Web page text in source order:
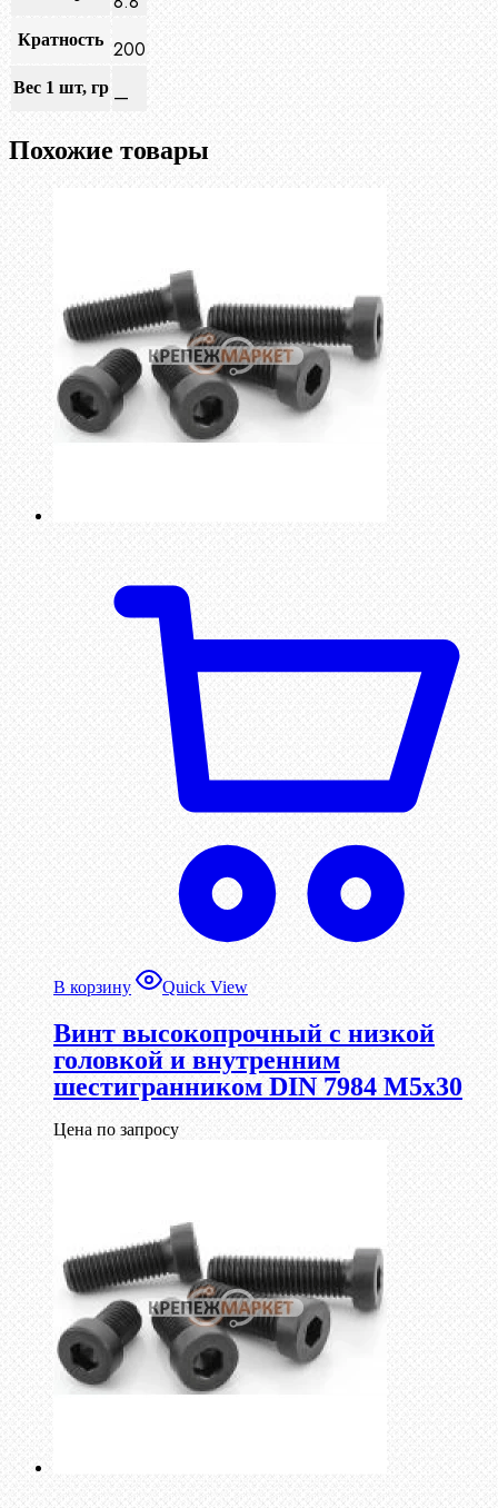
Кратность 200
Вес 1 шт, гр —
Похожие товары
В корзину Quick View
Винт высокопрочный с низкой
головкой и внутренним
шестигранником DIN 7984 М5х30
Цена по запросу